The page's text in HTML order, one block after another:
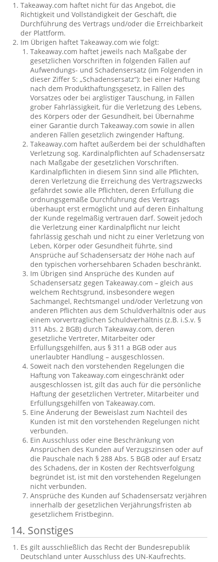
Takeaway.com haftet nicht für das Angebot, die
Richtigkeit und Vollständigkeit der Geschäft, die
Durchführung des Vertrags und/oder die Erreichbarkeit
der Plattform.
Im Übrigen haftet Takeaway.com wie folgt:
Takeaway.com haftet jeweils nach Maßgabe der
gesetzlichen Vorschriften in folgenden Fällen auf
Aufwendungs- und Schadensersatz (im Folgenden in
dieser Ziffer 5: „Schadensersatz“): bei einer Haftung
nach dem Produkthaftungsgesetz, in Fällen des
Vorsatzes oder bei arglistiger Täuschung, in Fällen
grober Fahrlässigkeit, für die Verletzung des Lebens,
des Körpers oder der Gesundheit, bei Übernahme
einer Garantie durch Takeaway.com sowie in allen
anderen Fällen gesetzlich zwingender Haftung.
Takeaway.com haftet außerdem bei der schuldhaften
Verletzung sog. Kardinalpflichten auf Schadensersatz
nach Maßgabe der gesetzlichen Vorschriften.
Kardinalpflichten in diesem Sinn sind alle Pflichten,
deren Verletzung die Erreichung des Vertragszwecks
gefährdet sowie alle Pflichten, deren Erfüllung die
ordnungsgemäße Durchführung des Vertrags
überhaupt erst ermöglicht und auf deren Einhaltung
der Kunde regelmäßig vertrauen darf. Soweit jedoch
die Verletzung einer Kardinalpflicht nur leicht
fahrlässig geschah und nicht zu einer Verletzung von
Leben, Körper oder Gesundheit führte, sind
Ansprüche auf Schadensersatz der Höhe nach auf
den typischen vorhersehbaren Schaden beschränkt.
Im Übrigen sind Ansprüche des Kunden auf
Schadensersatz gegen Takeaway.com – gleich aus
welchem Rechtsgrund, insbesondere wegen
Sachmangel, Rechtsmangel und/oder Verletzung von
anderen Pflichten aus dem Schuldverhältnis oder aus
einem vorvertraglichen Schuldverhältnis (z.B. i.S.v. §
311 Abs. 2 BGB) durch Takeaway.com, deren
gesetzliche Vertreter, Mitarbeiter oder
Erfüllungsgehilfen, aus § 311 a BGB oder aus
unerlaubter Handlung – ausgeschlossen.
Soweit nach den vorstehenden Regelungen die
Haftung von Takeaway.com eingeschränkt oder
ausgeschlossen ist, gilt das auch für die persönliche
Haftung der gesetzlichen Vertreter, Mitarbeiter und
Erfüllungsgehilfen von Takeaway.com.
Eine Änderung der Beweislast zum Nachteil des
Kunden ist mit den vorstehenden Regelungen nicht
verbunden.
Ein Ausschluss oder eine Beschränkung von
Ansprüchen des Kunden auf Verzugszinsen oder auf
die Pauschale nach § 288 Abs. 5 BGB oder auf Ersatz
des Schadens, der in Kosten der Rechtsverfolgung
begründet ist, ist mit den vorstehenden Regelungen
nicht verbunden.
Ansprüche des Kunden auf Schadensersatz verjähren
innerhalb der gesetzlichen Verjährungsfristen ab
gesetzlichem Fristbeginn.
14. Sonstiges
Es gilt ausschließlich das Recht der Bundesrepublik
Deutschland unter Ausschluss des UN-Kaufrechts.